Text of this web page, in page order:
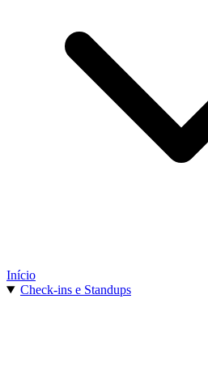
Início
Check-ins e Standups